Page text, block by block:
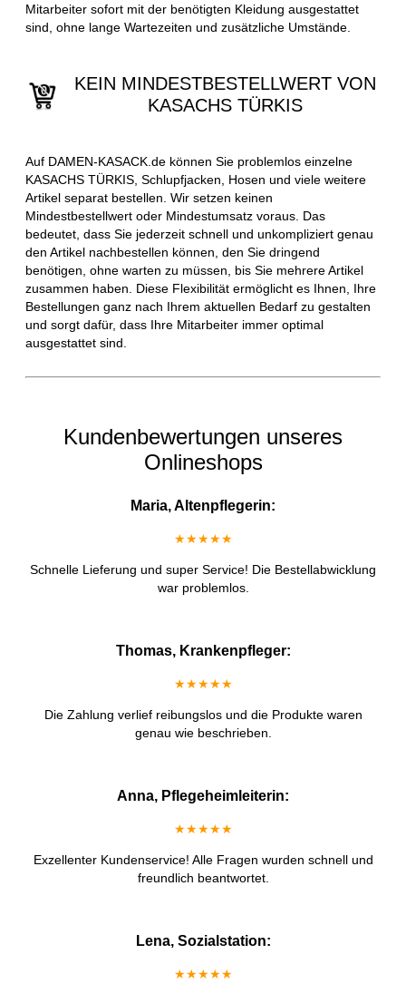
Mitarbeiter sofort mit der benötigten Kleidung ausgestattet
sind, ohne lange Wartezeiten und zusätzliche Umstände.
KEIN MINDESTBESTELLWERT VON
KASACHS TÜRKIS
Auf DAMEN-KASACK.de können Sie problemlos einzelne
KASACHS TÜRKIS, Schlupfjacken, Hosen und viele weitere
Artikel separat bestellen. Wir setzen keinen
Mindestbestellwert oder Mindestumsatz voraus. Das
bedeutet, dass Sie jederzeit schnell und unkompliziert genau
den Artikel nachbestellen können, den Sie dringend
benötigen, ohne warten zu müssen, bis Sie mehrere Artikel
zusammen haben. Diese Flexibilität ermöglicht es Ihnen, Ihre
Bestellungen ganz nach Ihrem aktuellen Bedarf zu gestalten
und sorgt dafür, dass Ihre Mitarbeiter immer optimal
ausgestattet sind.
Kundenbewertungen unseres
Onlineshops
Maria, Altenpflegerin:
★★★★★
Schnelle Lieferung und super Service! Die Bestellabwicklung
war problemlos.
Thomas, Krankenpfleger:
★★★★★
Die Zahlung verlief reibungslos und die Produkte waren
genau wie beschrieben.
Anna, Pflegeheimleiterin:
★★★★★
Exzellenter Kundenservice! Alle Fragen wurden schnell und
freundlich beantwortet.
Lena, Sozialstation:
★★★★★